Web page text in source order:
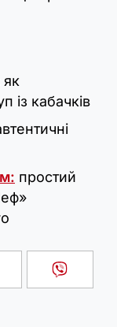
як
із кабачків
простий